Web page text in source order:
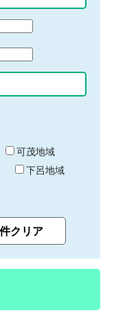
可茂地域
下呂地域